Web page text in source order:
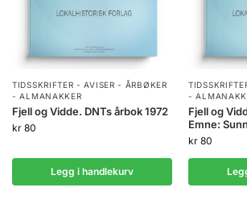
TIDSSKRIFTER - AVISER - ÅRBØKER
- ALMANAKKER
Fjell og Vidde. DNTs årbok 1972
kr 80
Legg i handlekurv
-
Fjell og
Emne:
kr 80